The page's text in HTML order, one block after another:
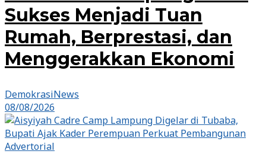
Sukses Menjadi Tuan
Rumah, Berprestasi, dan
Menggerakkan Ekonomi
DemokrasiNews
08/08/2026
Advertorial